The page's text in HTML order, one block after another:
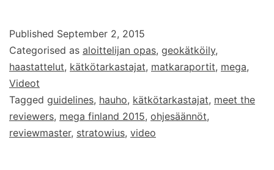
–
Tapaa
kätkötarkastajat
Published September 2, 2015
Categorised as aloittelijan opas, geokätköily,
haastattelut, kätkötarkastajat, matkaraportit, mega,
Videot
Tagged guidelines, hauho, kätkötarkastajat, meet the
reviewers, mega finland 2015, ohjesäännöt,
reviewmaster, stratowius, video